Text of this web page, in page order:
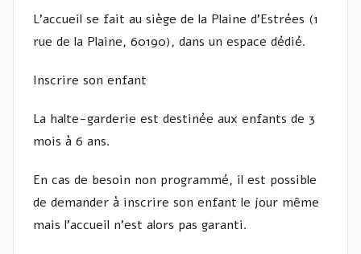
L’accueil se fait au siège de la Plaine d’Estrées (1
rue de la Plaine, 60190), dans un espace dédié.
Inscrire son enfant
La halte-garderie est destinée aux enfants de 3
mois à 6 ans.
En cas de besoin non programmé, il est possible
de demander à inscrire son enfant le jour même
mais l’accueil n’est alors pas garanti.